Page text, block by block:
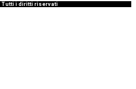
Tutti i diritti riservati